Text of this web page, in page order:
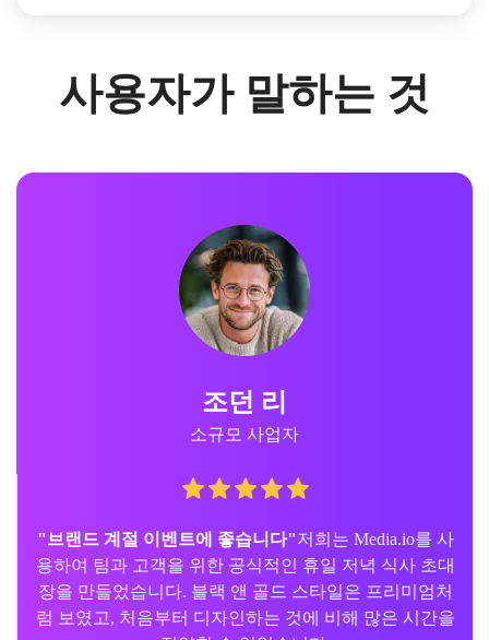
사용자가 말하는 것
조던 리
소규모 사업자
"브랜드 계절 이벤트에 좋습니다"저희는 Media.io를 사
용하여 팀과 고객을 위한 공식적인 휴일 저녁 식사 초대
장을 만들었습니다. 블랙 앤 골드 스타일은 프리미엄처
럼 보였고, 처음부터 디자인하는 것에 비해 많은 시간을